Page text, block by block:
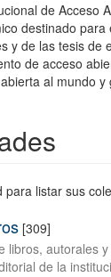
de Acceso
destinado
y de las tesis de
de acceso
al mundo
para listar sus
[309]
libros, autorales
de la